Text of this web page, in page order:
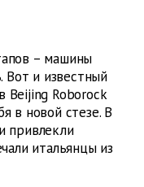
– машины
Вот и известный
Beijing Roborock
в новой стезе. В
привлекли
итальянцы из